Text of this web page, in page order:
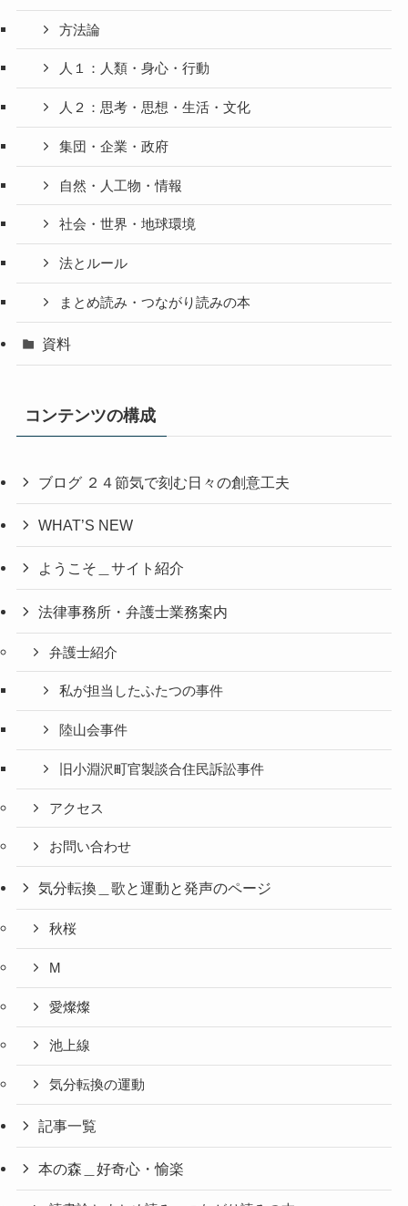
方法論
人１：人類・身心・行動
人２：思考・思想・生活・文化
集団・企業・政府
自然・人工物・情報
社会・世界・地球環境
法とルール
まとめ読み・つながり読みの本
資料
コンテンツの構成
ブログ ２４節気で刻む日々の創意工夫
WHAT’S NEW
ようこそ＿サイト紹介
法律事務所・弁護士業務案内
弁護士紹介
私が担当したふたつの事件
陸山会事件
旧小淵沢町官製談合住民訴訟事件
アクセス
お問い合わせ
気分転換＿歌と運動と発声のページ
秋桜
M
愛燦燦
池上線
気分転換の運動
記事一覧
本の森＿好奇心・愉楽